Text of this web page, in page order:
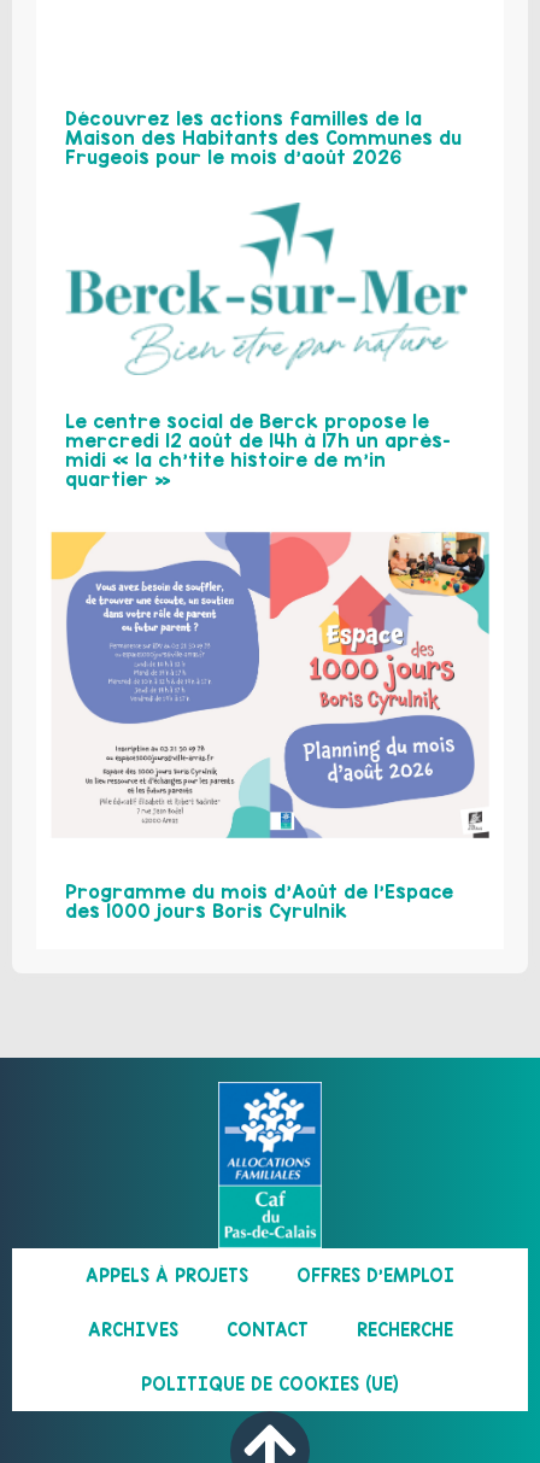
Découvrez les actions familles de la
Maison des Habitants des Communes du
Frugeois pour le mois d’août 2026
Le centre social de Berck propose le
mercredi 12 août de 14h à 17h un après-
midi « la ch’tite histoire de m’in
quartier »
Programme du mois d’Août de l’Espace
des 1000 jours Boris Cyrulnik
APPELS À PROJETS OFFRES D’EMPLOI
ARCHIVES CONTACT RECHERCHE
POLITIQUE DE COOKIES (UE)